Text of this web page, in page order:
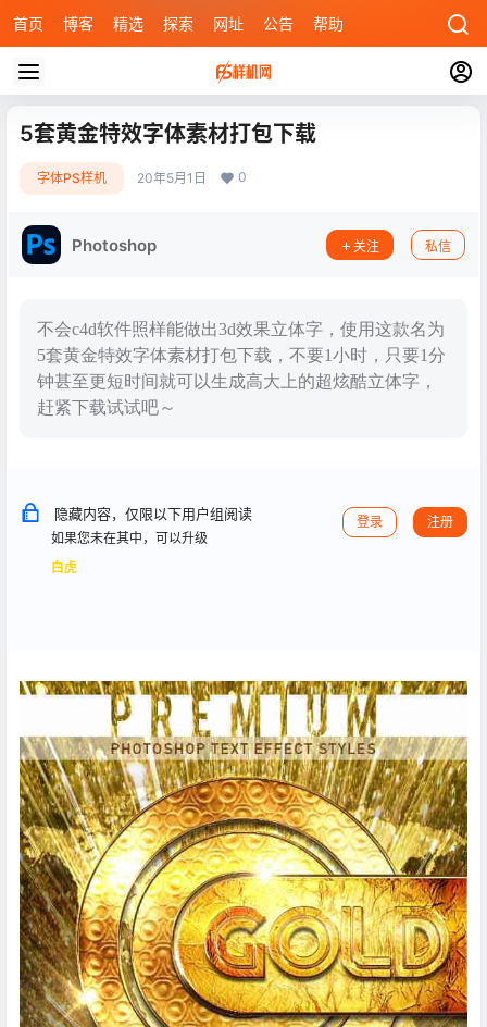
首页 博客 精选 探索 网址 公告 帮助
5套黄金特效字体素材打包下载
字体PS样机 20年5月1日 0
Photoshop 关注 私信
不会c4d软件照样能做出3d效果立体字，使用这款名为
5套黄金特效字体素材打包下载，不要1小时，只要1分
钟甚至更短时间就可以生成高大上的超炫酷立体字，
赶紧下载试试吧～
隐藏内容，仅限以下用户组阅读
如果您未在其中，可以升级
白虎
登录 注册